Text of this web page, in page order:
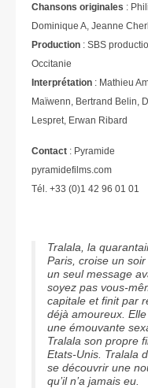
Chansons originales :
Dominique A, Jeanne
Production : SBS
Occitanie
Interprétation : Mathieu
Maïwenn, Bertrand Belin,
Lespret, Erwan Ribard
Contact : Pyramide
pyramidefilms.com
Tél. +33 (0)1 42 96 01 01
Tralala, la
Paris, croise un
un seul message
soyez pas vous-
capitale et finit par
déjà amoureux.
une émouvante
Tralala son propre
Etats-Unis. Tralala
se découvrir une
qu’il n’a jamais eu.